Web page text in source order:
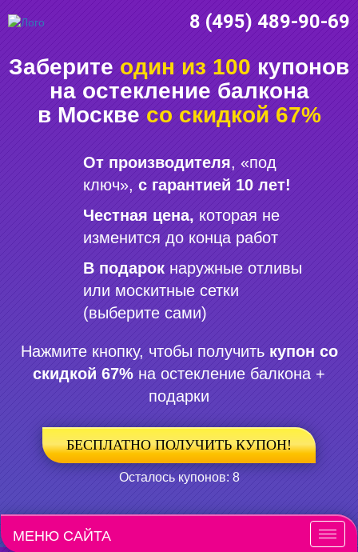
8 (495) 489-90-69
Заберите один из 100 купонов
на остекление балкона
в Москве со скидкой 67%
От производителя, «под
ключ», с гарантией 10 лет!
Честная цена, которая не
изменится до конца работ
В подарок наружные отливы
или москитные сетки
(выберите сами)
Нажмите кнопку, чтобы получить купон со
скидкой 67% на остекление балкона +
подарки
БЕСПЛАТНО ПОЛУЧИТЬ КУПОН!
Осталось купонов: 8
Меню
МЕНЮ САЙТА